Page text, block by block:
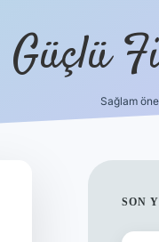
Güçlü
Sağlam
SON